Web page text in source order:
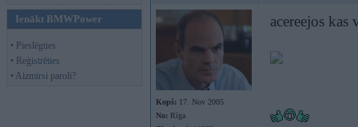
Ienākt BMWPower
• Pieslēgties
• Reģistrēties
• Aizmirsi paroli?
Kopš: 17. Nov 2005
No: Rīga
acereejos kas